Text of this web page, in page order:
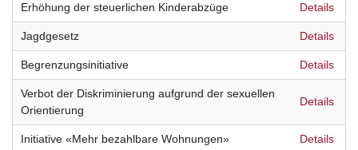
Erhöhung der steuerlichen Kinderabzüge Details
Jagdgesetz Details
Begrenzungsinitiative Details
Verbot der Diskriminierung aufgrund der sexuellen
Orientierung
Details
Initiative «Mehr bezahlbare Wohnungen» Details